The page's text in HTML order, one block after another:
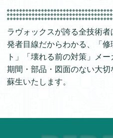
ラヴォックスが誇る全技術
発者目線だからわかる、「
ト」「壊れる前の対策」メ
期間・部品・図面のない大
蘇生いたします。